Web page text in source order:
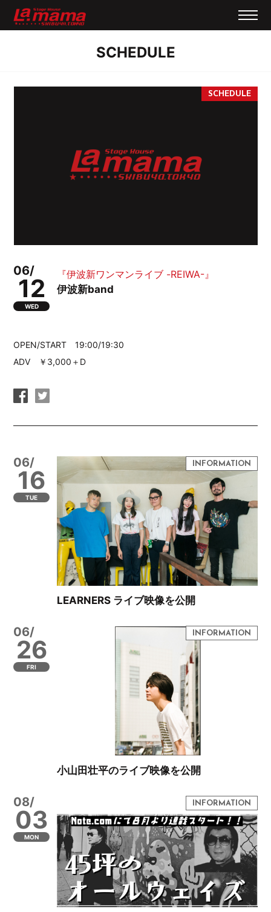
SCHEDULE
06/
12
WED
『伊波新ワンマンライブ -REIWA-』
伊波新band
OPEN/START 19:00/19:30
ADV ￥3,000＋D
06/
16
TUE
LEARNERS ライブ映像を公開
06/
26
FRI
小山田壮平のライブ映像を公開
08/
03
MON